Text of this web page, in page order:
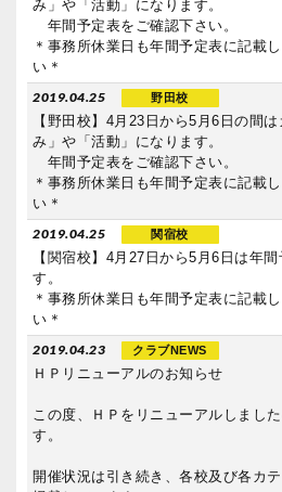
み」や「活動」になります。
年間予定表をご確認下さい。
＊事務所休業日も年間予定表に記載
い＊
2019.04.25
野田校
【野田校】4月23日から5月6日の間
み」や「活動」になります。
年間予定表をご確認下さい。
＊事務所休業日も年間予定表に記載
い＊
2019.04.25
関宿校
【関宿校】4月27日から5月6日は年
す。
＊事務所休業日も年間予定表に記載
い＊
2019.04.23
クラブNEWS
ＨＰリニューアルのお知らせ
この度、ＨＰをリニューアルしまし
す。
開催状況は引き続き、各校及び各カ